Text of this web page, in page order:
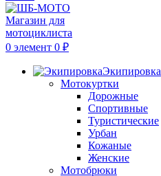
0 элемент 0 ₽
Экипировка
Мотокуртки
Дорожные
Спортивные
Туристические
Урбан
Кожаные
Женские
Мотобрюки